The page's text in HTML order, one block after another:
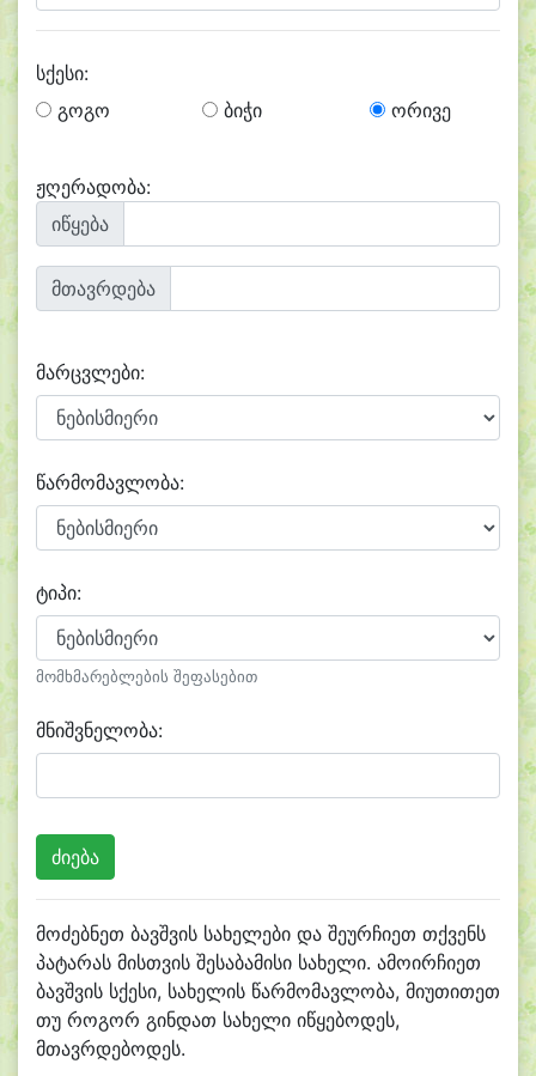
სქესი:
გოგო
ბიჭი ორივე
ჟღერადობა:
იწყება
მთავრდება
მარცვლები:
წარმომავლობა:
ტიპი:
მომხმარებლების შეფასებით
მნიშვნელობა:
მოძებნეთ ბავშვის სახელები და შეურჩიეთ თქვენს
პატარას მისთვის შესაბამისი სახელი. ამოირჩიეთ
ბავშვის სქესი, სახელის წარმომავლობა, მიუთითეთ
თუ როგორ გინდათ სახელი იწყებოდეს,
მთავრდებოდეს.